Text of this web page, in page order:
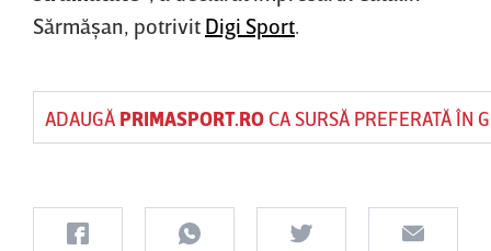
Sărmăşan, potrivit Digi Sport
ADAUGĂ PRIMASPORT.ROCA SURSĂ PREFERATĂ ÎN